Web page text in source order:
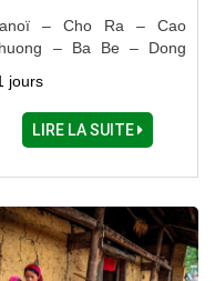
– Cho Ra – Cao
– Ba Be – Dong
Binh
jours
LIRE LA SUITE